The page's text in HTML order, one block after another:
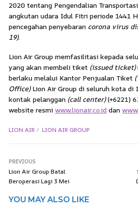
2020 tentang Pengendalian
angkutan udara Idul Fitri periode 1441
pencegahan penyebaran corona virus
19).
Lion Air Group memfasilitasi kepada
yang akan membeli tiket (issued ticket)
berlaku melalui Kantor Penjualan Tiket
Office)Lion Air Group di seluruh kota di
kontak pelanggan (call center)(+6221)
website resmi www.lionair.co.id dan
LION AIR LION AIR GROUP
PREVIOUS
Lion Air Group Batal
Beroperasi Lagi 3 Mei
YOU MAY ALSO LIKE